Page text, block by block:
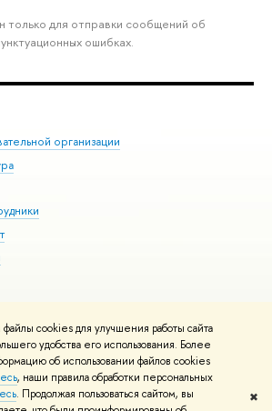
cookies для улучшения работы сайта
удобства его использования. Более
об использовании файлов cookies
, наши правила обработки персональных
. Продолжая пользоваться сайтом, вы
✖
только для отправки сообщений об
ошибках.
организации
возможностями